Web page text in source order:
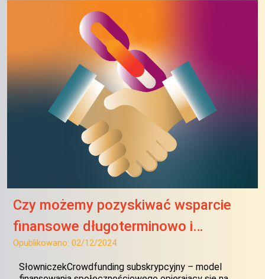
Czy możemy pozyskiwać wsparcie
finansowe długoterminowo i…
Opublikowano: 02/12/2024
SłowniczekCrowdfunding subskrypcyjny – model